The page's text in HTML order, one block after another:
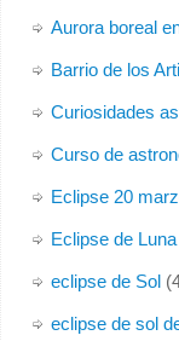
Aurora boreal
Barrio de los
Curiosidades
Curso de
Eclipse 20
Eclipse de Luna
eclipse de Sol
eclipse de sol